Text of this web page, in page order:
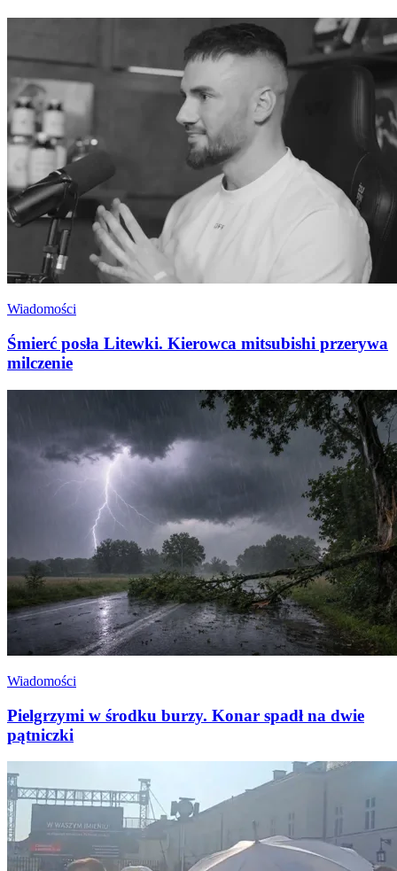
Wiadomości
Śmierć posła Litewki. Kierowca mitsubishi przerywa
milczenie
Wiadomości
Pielgrzymi w środku burzy. Konar spadł na dwie
pątniczki